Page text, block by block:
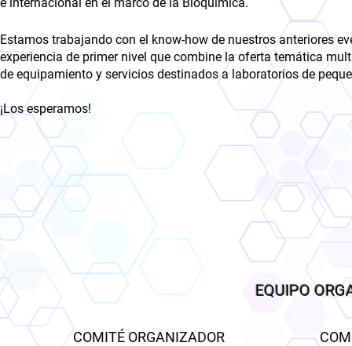
Estamos trabajando con el know-how de nuestros anteriores
experiencia de primer nivel que combine la oferta temática
de equipamiento y servicios destinados a laboratorios de
¡Los esperamos!​
EQUIPO
COMITÉ ORGANIZADOR